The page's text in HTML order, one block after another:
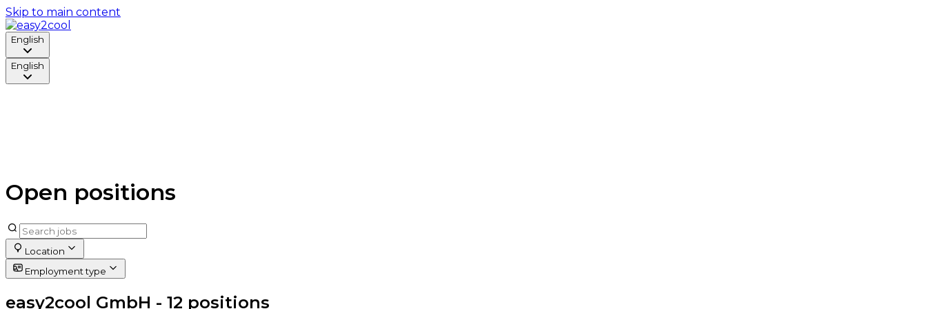
Skip to main content
English
English
Open positions
Location
Employment type
easy2cool GmbH - 12 positions